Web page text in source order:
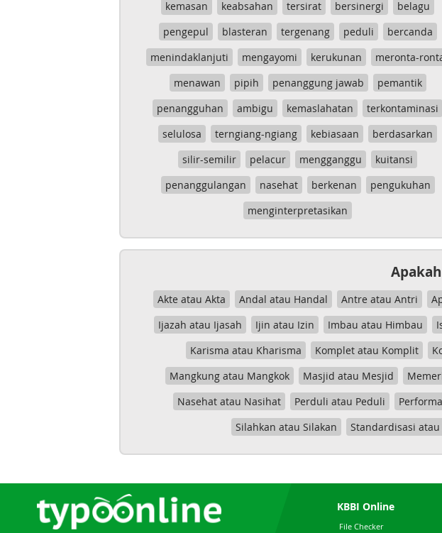
kemasan
keabsahan tersirat bersinergi
belagu
pengepul
blasteran tergenang peduli
bercanda
menindaklanjuti
mengayomi kerukunan
meronta-
menawan
pipih penanggung jawab
pemantik
penangguhan
ambigu kemaslahatan
terkontaminasi
selulosa
terngiang-ngiang kebiasaan
berdasarkan
silir-semilir
pelacur mengganggu
kuitansi
penanggulangan
nasehat berkenan
pengukuhan
menginterpretasikan
Akte atau Akta Andal atau Handal Antre atau Antri
Ijazah atau Ijasah
Ijin atau Izin Imbau atau Himbau
Karisma atau Kharisma
Komplet atau Komplit
Mangkung atau Mangkok
Masjid atau Mesjid
Nasehat atau Nasihat
Perduli atau Peduli
Silahkan atau Silakan
Standardisasi
KBBI Online
File Checker